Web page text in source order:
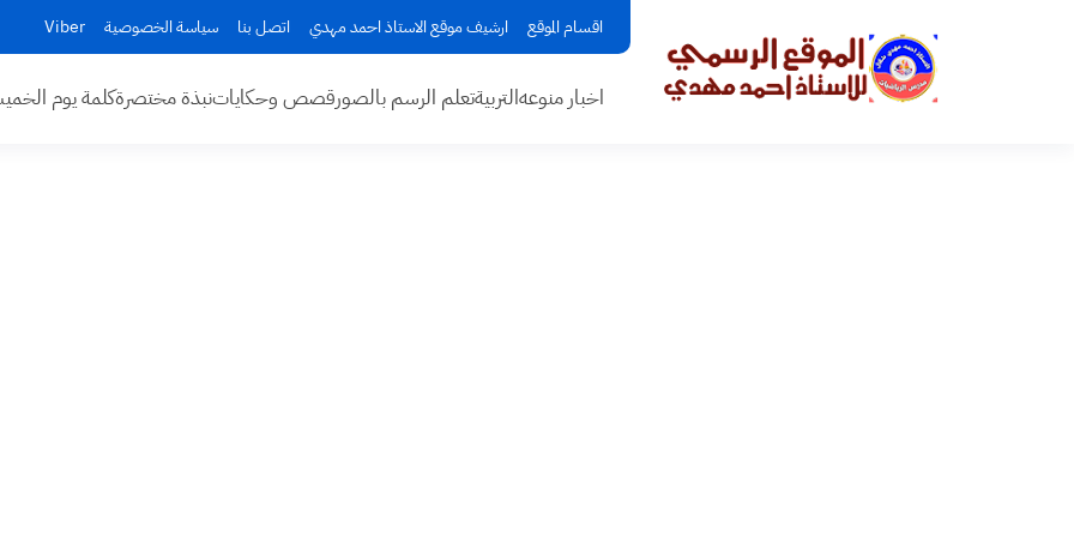
اقسام الموقع ارشيف موقع الاستاذ احمد مهدي اتصل بنا سياسة الخصوصية Viber
اخبار منوعهالتربيةتعلم الرسم بالصورقصص وحكاياتنبذة مختصرةكلمة يوم